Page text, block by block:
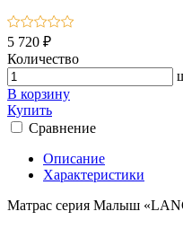
5 720 ₽
Количество
В корзину
Купить
Сравнение
Описание
Характеристики
Матрас серия Малыш